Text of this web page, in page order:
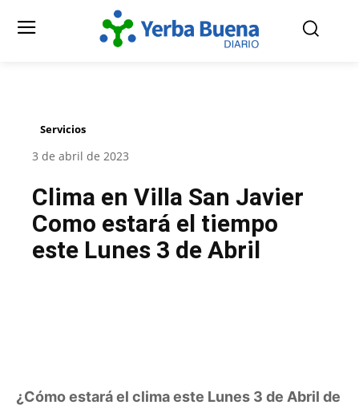
Servicios
3 de abril de 2023
Clima en Villa San Javier
Como estará el tiempo
este Lunes 3 de Abril
¿Cómo estará el clima este Lunes 3 de Abril de